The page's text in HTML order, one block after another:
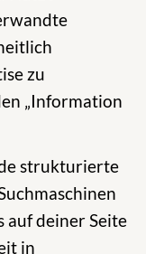
zu
„Information
strukturierte
auf deiner Seite
in